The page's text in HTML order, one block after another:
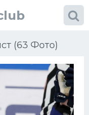
(63 Фото)